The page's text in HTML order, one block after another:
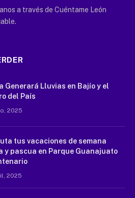
a través de Cuéntame León
Generará Lluvias en Bajío y el
del País
2025
tus vacaciones de semana
y pascua en Parque Guanajuato
2025